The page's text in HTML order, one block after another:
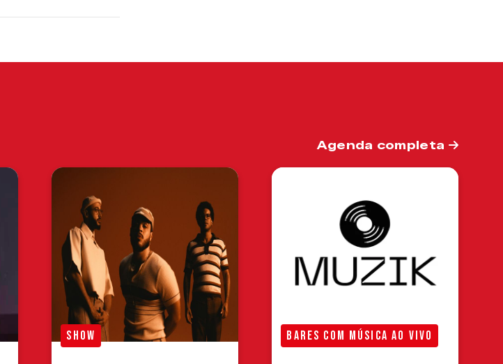
Agenda completa
SHOW BARES COM MÚSICA AO VIVO